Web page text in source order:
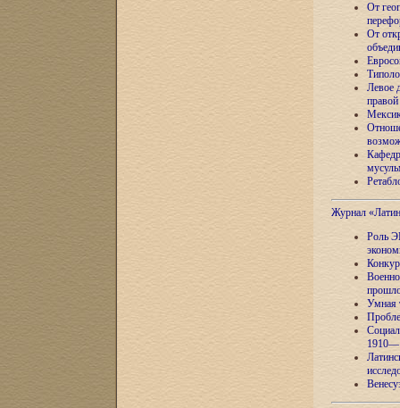
От
От
Левое
Журнал
Роль
Умная